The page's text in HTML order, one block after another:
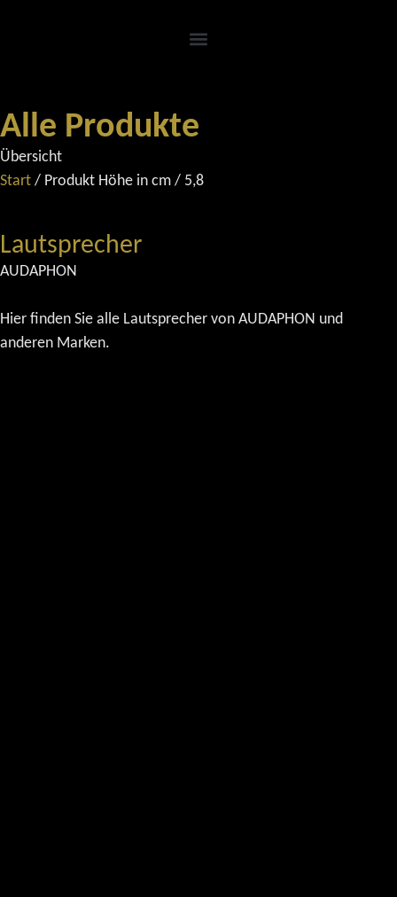
Alle Produkte
Übersicht
Start / Produkt Höhe in cm / 5,8
Lautsprecher
AUDAPHON
Hier finden Sie alle Lautsprecher von AUDAPHON und
anderen Marken.